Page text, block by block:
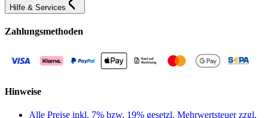
Hilfe & Services
Zahlungsmethoden
Hinweise
Alle Preise inkl. 7% bzw. 19% gesetzl. Mehrwertsteuer zzgl.